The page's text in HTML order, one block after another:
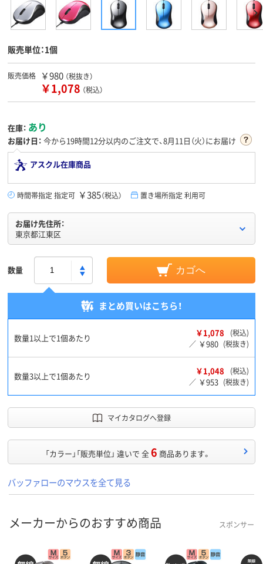
販売単位：1個
販売価格 ￥980 （税抜き）
￥1,078 （税込）
在庫： あり
お届け日： 今から19時間12分以内のご注文で、8月11日（火）にお届け
アスクル在庫商品
時間帯指定 指定可 ￥385（税込） 置き場所指定 利用可
お届け先住所：
東京都江東区
数量 カゴへ
まとめ買いはこちら！
数量1以上で1個あたり ￥1,078
(税込)
／ ￥980 (税抜き)
数量3以上で1個あたり ￥1,048
(税込)
／ ￥953 (税抜き)
マイカタログへ登録
「カラー」「販売単位」 違いで 全6 商品あります。
バッファローのマウスを全て見る
メーカーからのおすすめ商品 スポンサー